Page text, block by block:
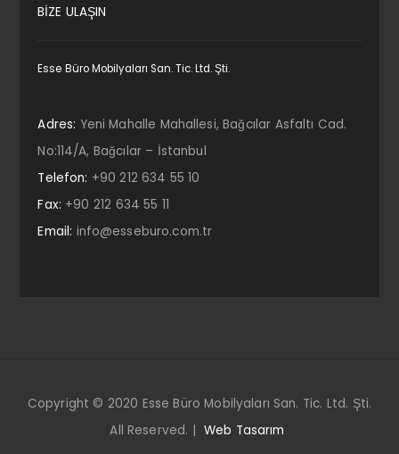
BİZE ULAŞIN
Esse Büro Mobilyaları San. Tic. Ltd. Şti.
Adres: Yeni Mahalle Mahallesi, Bağcılar Asfaltı Cad.
No:114/A, Bağcılar – İstanbul
Telefon: +90 212 634 55 10
Fax: +90 212 634 55 11
Email: info@esseburo.com.tr
Copyright © 2020 Esse Büro Mobilyaları San. Tic. Ltd. Şti.
All Reserved. | Web Tasarım